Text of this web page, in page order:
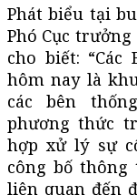
Phát biểu tại
Phó Cục
cho biết:
hôm nay là
các bên
phương thức
hợp xử lý sự
công bố
liên quan đến